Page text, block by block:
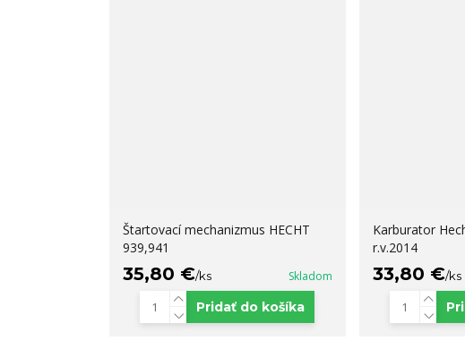
Štartovací mechanizmus HECHT
939,941
35,80 €/ks Skladom
Pridať do košíka
Karburator
r.v.2014
33,80 €/ks